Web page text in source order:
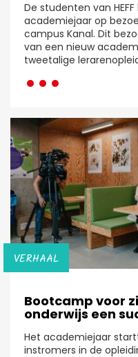
De studenten van
academiejaar op
campus Kanal. Dit
van een nieuw
tweetalige
···
VERHAAL
Bootcamp voor
onderwijs een
Het academiejaar
instromers in de